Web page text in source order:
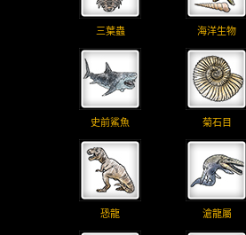
三葉蟲 海洋生物
史前鯊魚 菊石目
恐龍 滄龍屬